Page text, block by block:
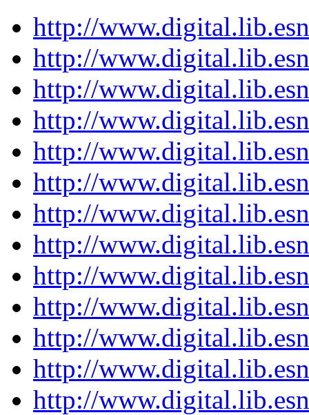
http://
http://
http://
http://
http://
http://
http://
http://
http://
http://
http://
http://
http://